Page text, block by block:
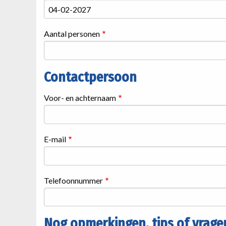
Aantal personen
Contactpersoon
Contactgegevens
Voor- en achternaam
E-mail
Telefoonnummer